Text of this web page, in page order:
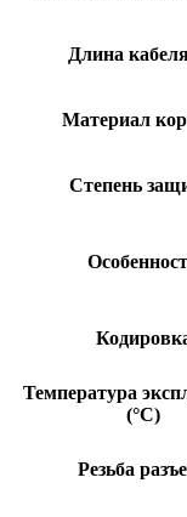
Длина
Материал
Степень
Температура
(°C)
Резьба